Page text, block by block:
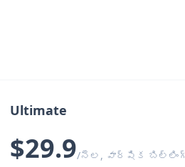
Ultimate
$29.9/నెల, వార్షిక బిల్లింగ్